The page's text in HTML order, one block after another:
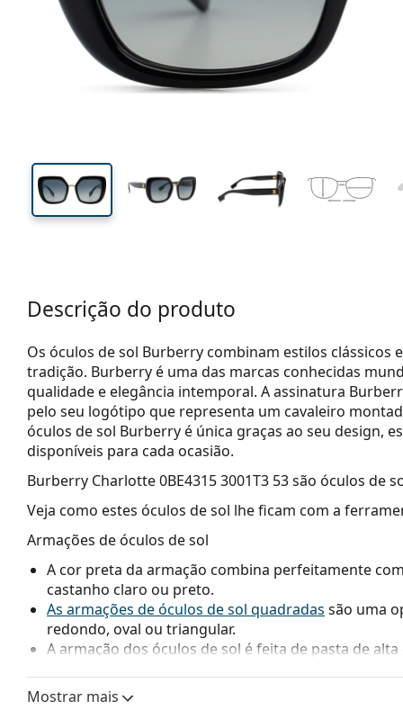
47 mm
Comprimento do cristal Calibre do cristal
Descrição do produto
Os óculos de sol Burberry combinam estilos
tradição. Burberry é uma das marcas conhecidas
qualidade e elegância intemporal. A assinatura
pelo seu logótipo que representa um cavaleiro
óculos de sol Burberry é única graças ao seu design,
disponíveis para cada ocasião.
Burberry Charlotte 0BE4315 3001T3 53são óculos de
Veja como estes óculos de sol lhe ficam com a
Armações de óculos de sol
A cor preta da armação combina perfeitamente
castanho claro ou preto.
As armações de óculos de sol quadradas são uma
redondo, oval ou triangular.
A armação dos óculos de sol é feita de pasta de
Lentes de óculos de sol
Mostrar mais